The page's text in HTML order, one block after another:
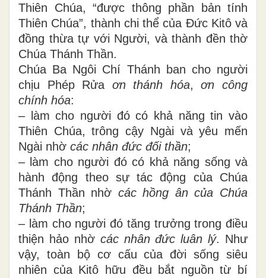
Thiên Chúa, “được thông phần bản tính
Thiên Chúa”, thành chi thể của Đức Kitô và
đồng thừa tự với Người, và thành đền thờ
Chúa Thánh Thần.
Chúa Ba Ngôi Chí Thánh ban cho người
chịu Phép Rửa ơn thánh hóa,ơn công
chính hóa:
– làm cho người đó có khả năng tin vào
Thiên Chúa, trông cậy Ngài và yêu mến
Ngài nhờ các nhân đức đối thần;
– làm cho người đó có khả năng sống và
hành động theo sự tác động của Chúa
Thánh Thần nhờ các hồng ân của Chúa
Thánh Thần;
– làm cho người đó tăng trưởng trong điều
thiện hảo nhờ các nhân đức luân lý. Như
vậy, toàn bộ cơ cấu của đời sống siêu
nhiên của Kitô hữu đều bắt nguồn từ bí